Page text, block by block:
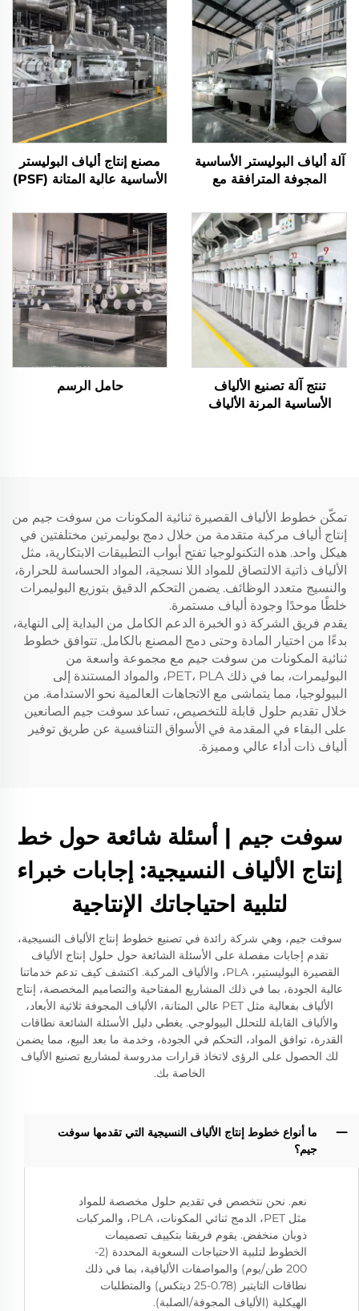
آلة ألياف البوليستر الأساسية
المجوفة المترافقة مع
مصنع إنتاج ألياف البوليستر
الأساسية عالية المتانة (PSF)
الأساسية الصلبة PSF
تنتج آلة تصنيع الألياف
الأساسية المرنة الألياف
حامل الرسم
تمكّن خطوط الألياف القصيرة ثنائية المكونات من سوفت جيم من
إنتاج ألياف مركبة متقدمة من خلال دمج بوليمرتين مختلفتين في
هيكل واحد. هذه التكنولوجيا تفتح أبواب التطبيقات الابتكارية، مثل
الألياف ذاتية الالتصاق للمواد اللا نسجية، المواد الحساسة للحرارة،
والنسيج متعدد الوظائف. يضمن التحكم الدقيق بتوزيع البوليمرات
خلطًا موحدًا وجودة ألياف مستمرة.
يقدم فريق الشركة ذو الخبرة الدعم الكامل من البداية إلى النهاية،
بدءًا من اختيار المادة وحتى دمج المصنع بالكامل. تتوافق خطوط
ثنائية المكونات من سوفت جيم مع مجموعة واسعة من
البوليمرات، بما في ذلك PET، PLA، والمواد المستندة إلى
البيولوجيا، مما يتماشى مع الاتجاهات العالمية نحو الاستدامة. من
خلال تقديم حلول قابلة للتخصيص، تساعد سوفت جيم الصانعين
على البقاء في المقدمة في الأسواق التنافسية عن طريق توفير
ألياف ذات أداء عالي ومميزة.
سوفت جيم | أسئلة شائعة حول خط
إنتاج الألياف النسيجية: إجابات خبراء
لتلبية احتياجاتك الإنتاجية
سوفت جيم، وهي شركة رائدة في تصنيع خطوط إنتاج الألياف النسيجية،
تقدم إجابات مفصلة على الأسئلة الشائعة حول حلول إنتاج الألياف
القصيرة البوليستير، PLA، والألياف المركبة. اكتشف كيف تدعم خدماتنا
عالية الجودة، بما في ذلك المشاريع المفتاحية والتصاميم المخصصة، إنتاج
الألياف بفعالية مثل PET عالي المتانة، الألياف المجوفة ثلاثية الأبعاد،
والألياف القابلة للتحلل البيولوجي. يغطي دليل الأسئلة الشائعة نطاقات
القدرة، توافق المواد، التحكم في الجودة، وخدمة ما بعد البيع، مما يضمن
لك الحصول على الرؤى لاتخاذ قرارات مدروسة لمشاريع تصنيع الألياف
الخاصة بك.
ما أنواع خطوط إنتاج الألياف النسيجية التي تقدمها سوفت
جيم؟
نعم. نحن نتخصص في تقديم حلول مخصصة للمواد
مثل PET، الدمج ثنائي المكونات، PLA، والمركبات
ذوبان منخفض. يقوم فريقنا بتكييف تصميمات
الخطوط لتلبية الاحتياجات السعوية المحددة (2-
200 طن/يوم) والمواصفات الأليافية، بما في ذلك
نطاقات التايتير (0.78-25 ديتكس) والمتطلبات
الهيكلية (الألياف المجوفة/الصلبة).